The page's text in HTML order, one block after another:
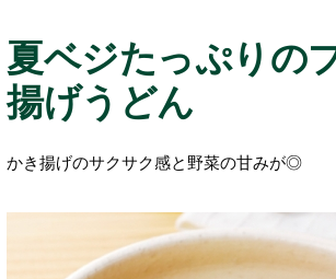
夏ベジたっぷりの
揚げうどん
かき揚げのサクサク感と野菜の甘みが◎